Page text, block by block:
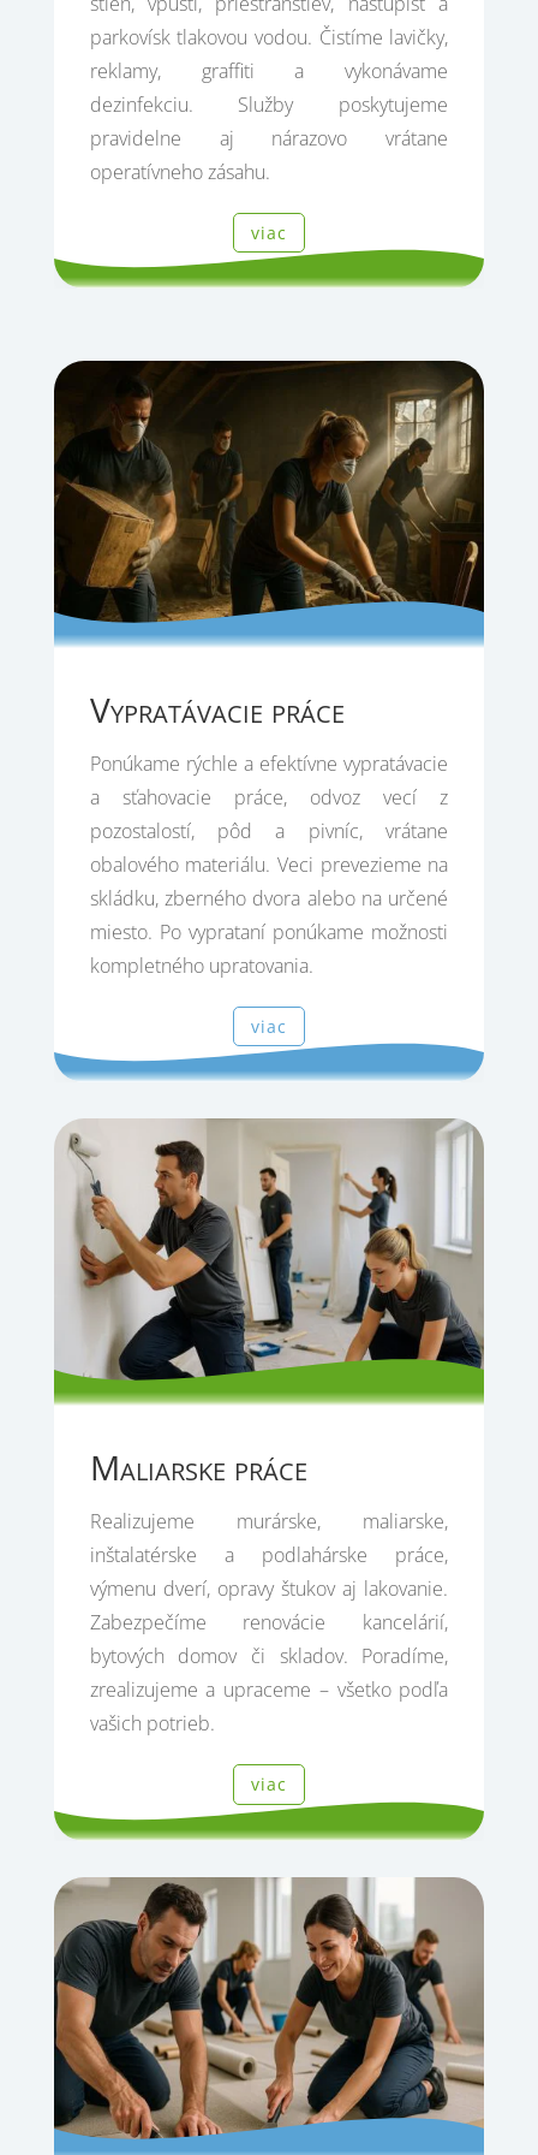
parkovísk tlakovou vodou. Čistíme lavičky,
reklamy, graffiti a vykonávame
dezinfekciu. Služby poskytujeme
pravidelne aj nárazovo vrátane
operatívneho zásahu.
viac
Vypratávacie práce
Ponúkame rýchle a efektívne vypratávacie
a sťahovacie práce, odvoz vecí z
pozostalostí, pôd a pivníc, vrátane
obalového materiálu. Veci prevezieme na
skládku, zberného dvora alebo na určené
miesto. Po vyprataní ponúkame možnosti
kompletného upratovania.
viac
Maliarske práce
Realizujeme murárske, maliarske,
inštalatérske a podlahárske práce,
výmenu dverí, opravy štukov aj lakovanie.
Zabezpečíme renovácie kancelárií,
bytových domov či skladov. Poradíme,
zrealizujeme a upraceme – všetko podľa
vašich potrieb.
viac